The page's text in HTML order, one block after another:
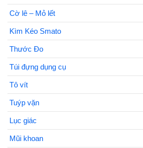
Cờ lê – Mỏ lết
Kìm Kéo Smato
Thước Đo
Túi đựng dụng cụ
Tô vít
Tuýp vặn
Lục giác
Mũi khoan